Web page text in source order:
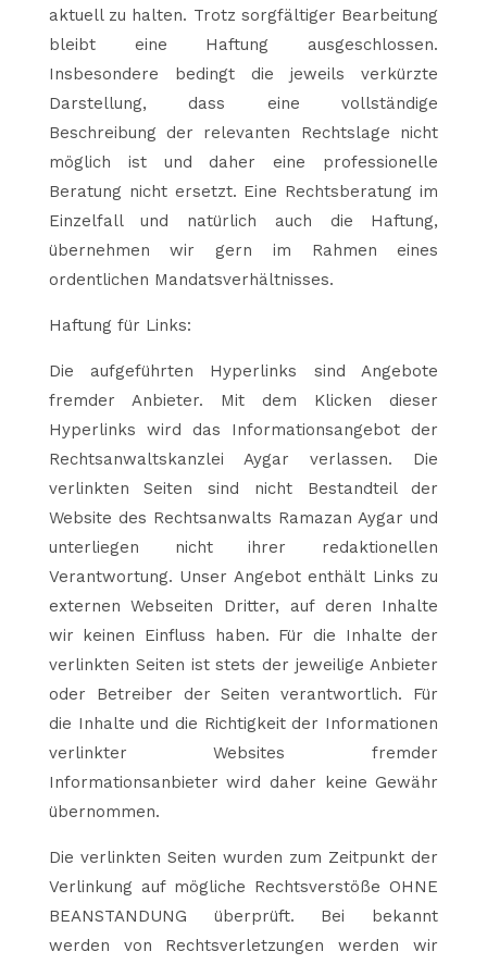
aktuell zu halten. Trotz sorgfältiger Bearbeitung
bleibt eine Haftung ausgeschlossen.
Insbesondere bedingt die jeweils verkürzte
Darstellung, dass eine vollständige
Beschreibung der relevanten Rechtslage nicht
möglich ist und daher eine professionelle
Beratung nicht ersetzt. Eine Rechtsberatung im
Einzelfall und natürlich auch die Haftung,
übernehmen wir gern im Rahmen eines
ordentlichen Mandatsverhältnisses.
Haftung für Links:
Die aufgeführten Hyperlinks sind Angebote
fremder Anbieter. Mit dem Klicken dieser
Hyperlinks wird das Informationsangebot der
Rechtsanwaltskanzlei Aygar verlassen. Die
verlinkten Seiten sind nicht Bestandteil der
Website des Rechtsanwalts Ramazan Aygar und
unterliegen nicht ihrer redaktionellen
Verantwortung. Unser Angebot enthält Links zu
externen Webseiten Dritter, auf deren Inhalte
wir keinen Einfluss haben. Für die Inhalte der
verlinkten Seiten ist stets der jeweilige Anbieter
oder Betreiber der Seiten verantwortlich. Für
die Inhalte und die Richtigkeit der Informationen
verlinkter Websites fremder
Informationsanbieter wird daher keine Gewähr
übernommen.
Die verlinkten Seiten wurden zum Zeitpunkt der
Verlinkung auf mögliche Rechtsverstöße OHNE
BEANSTANDUNG überprüft. Bei bekannt
werden von Rechtsverletzungen werden wir